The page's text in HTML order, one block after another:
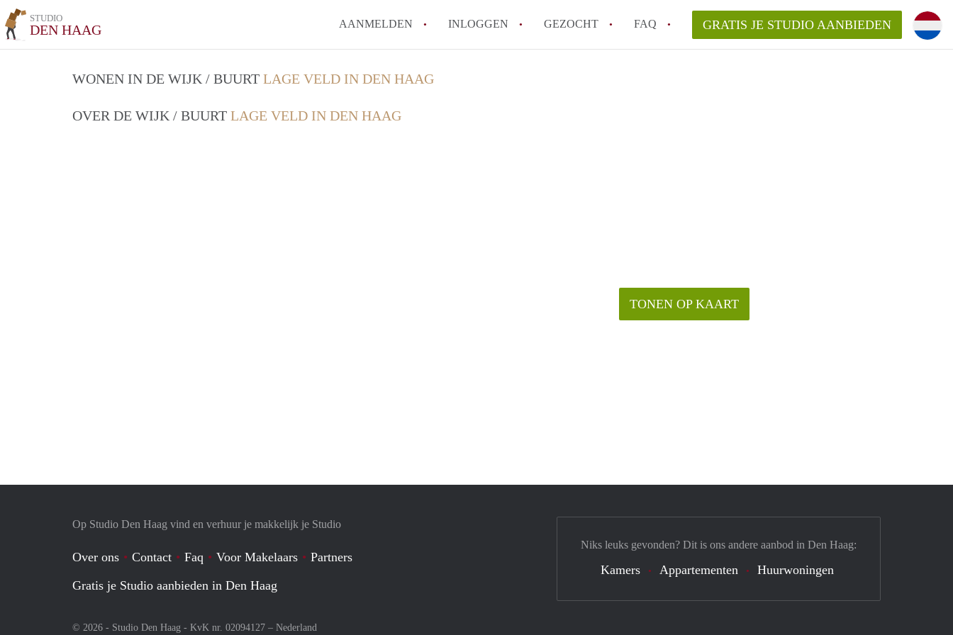
STUDIO
DEN HAAG AANMELDEN INLOGGEN GEZOCHT FAQ GRATIS JE STUDIO AANBIEDEN
WONEN IN DE WIJK / BUURT LAGE VELD IN DEN HAAG
OVER DE WIJK / BUURT LAGE VELD IN DEN HAAG
TONEN OP KAART
Op Studio Den Haag vind en verhuur je makkelijk je Studio
Over ons Contact Faq Voor Makelaars
Partners
Gratis je Studio aanbieden in Den Haag
© 2026 - Studio Den Haag - KvK nr. 02094127 – Nederland
Niks leuks gevonden? Dit is ons andere aanbod in Den Haag:
Kamers Appartementen Huurwoningen